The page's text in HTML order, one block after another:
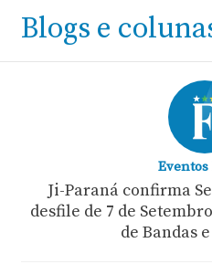
Blogs e
Eventos
Ji-Paraná confirma
desfile de 7 de
de Bandas